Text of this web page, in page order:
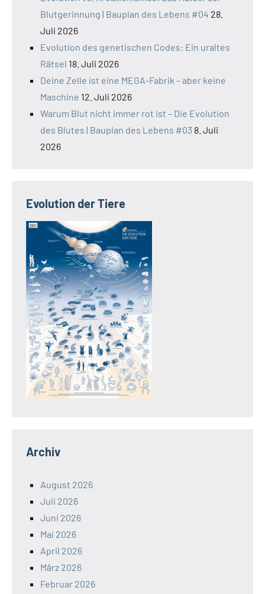
Blutgerinnung | Bauplan des Lebens #04 28.
Juli 2026
Evolution des genetischen Codes: Ein uraltes
Rätsel 18. Juli 2026
Deine Zelle ist eine MEGA-Fabrik – aber keine
Maschine 12. Juli 2026
Warum Blut nicht immer rot ist – Die Evolution
des Blutes | Bauplan des Lebens #03 8. Juli
2026
Evolution der Tiere
Archiv
August 2026
Juli 2026
Juni 2026
Mai 2026
April 2026
März 2026
Februar 2026